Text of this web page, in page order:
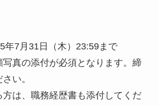
7月31日（木）23:59まで
真の添付が必須となります。締
い。
は、職務経歴書も添付してくだ